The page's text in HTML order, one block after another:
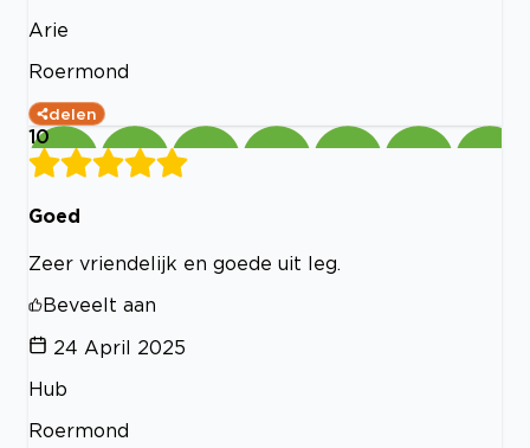
Arie
Roermond
delen
10
Goed
Zeer vriendelijk en goede uit leg.
Beveelt aan
24 April 2025
Hub
Roermond